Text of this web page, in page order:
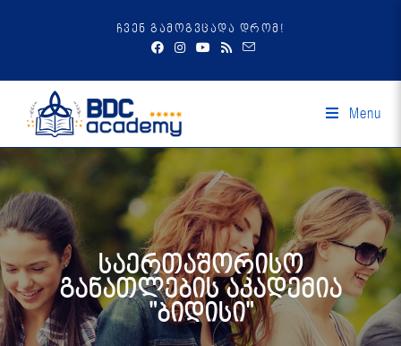
ჩვენ გამოგვცადა დრომ!
Menu
საერთაშორისო
განათლების აკადემია
"ბიდისი"